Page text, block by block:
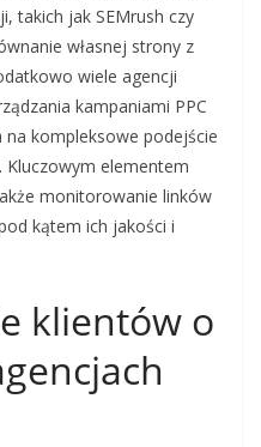
takich jak SEMrush czy
własnej strony z
wiele agencji
kampaniami PPC
kompleksowe podejście
elementem
monitorowanie linków
kątem ich jakości i
klientów o